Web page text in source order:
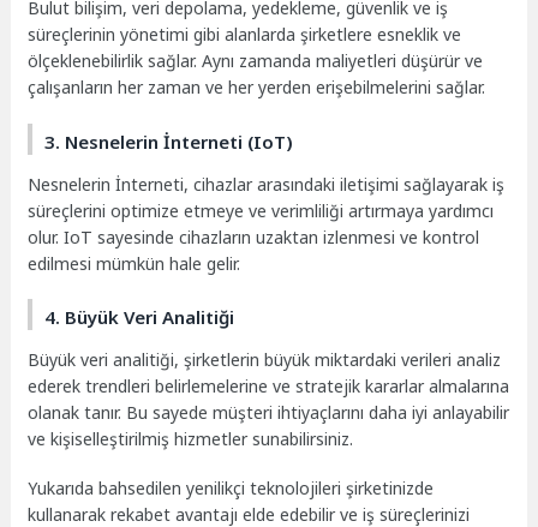
Bulut bilişim, veri depolama, yedekleme, güvenlik ve iş
süreçlerinin yönetimi gibi alanlarda şirketlere esneklik ve
ölçeklenebilirlik sağlar. Aynı zamanda maliyetleri düşürür ve
çalışanların her zaman ve her yerden erişebilmelerini sağlar.
3. Nesnelerin İnterneti (IoT)
Nesnelerin İnterneti, cihazlar arasındaki iletişimi sağlayarak iş
süreçlerini optimize etmeye ve verimliliği artırmaya yardımcı
olur. IoT sayesinde cihazların uzaktan izlenmesi ve kontrol
edilmesi mümkün hale gelir.
4. Büyük Veri Analitiği
Büyük veri analitiği, şirketlerin büyük miktardaki verileri analiz
ederek trendleri belirlemelerine ve stratejik kararlar almalarına
olanak tanır. Bu sayede müşteri ihtiyaçlarını daha iyi anlayabilir
ve kişiselleştirilmiş hizmetler sunabilirsiniz.
Yukarıda bahsedilen yenilikçi teknolojileri şirketinizde
kullanarak rekabet avantajı elde edebilir ve iş süreçlerinizi